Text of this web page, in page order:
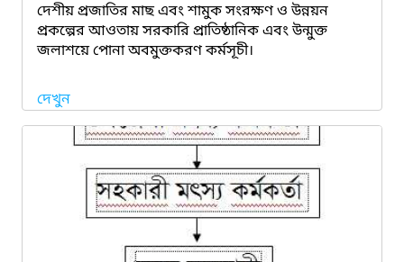
দেশীয় প্রজাতির মাছ এবং শামুক সংরক্ষণ ও উন্নয়ন
প্রকল্পের আওতায় সরকারি প্রাতিষ্ঠানিক এবং উন্মুক্ত
জলাশয়ে পোনা অবমুক্তকরণ কর্মসূচী।
দেখুন